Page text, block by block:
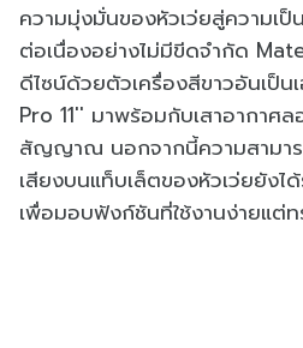
ความมุ่งมั่นของหัวเว่ยสู่ความเ
ต่อเนื่องอย่างไม่มีขีดจำกัด
ดีไซน์ด้วยตัวเครื่องสีขาวอันเป็
Pro 11'' มาพร้อมกับเสาอากาศ
สัญญาณ นอกจากนี้ความสามาร
เสียงบนแท็บเล็ตของหัวเว่ยยัง
เพื่อมอบฟังก์ชันที่ใช้งานง่ายแต่